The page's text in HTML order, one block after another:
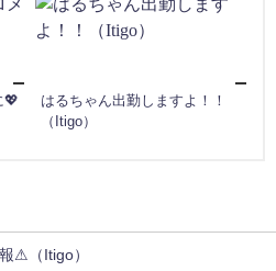
💖
はるちゃん出勤しますよ！！
（Itigo）
⚠（Itigo）